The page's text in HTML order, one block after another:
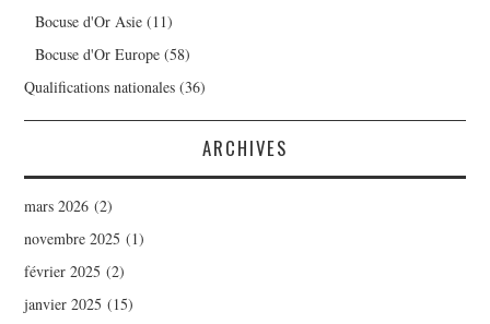
Bocuse d'Or Asie (11)
Bocuse d'Or Europe (58)
Qualifications nationales (36)
ARCHIVES
mars 2026 (2)
novembre 2025 (1)
février 2025 (2)
janvier 2025 (15)